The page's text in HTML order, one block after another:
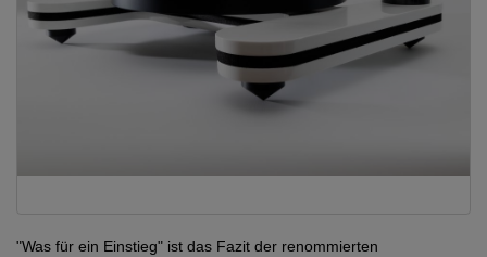
"Was für ein Einstieg" ist das Fazit der renommierten